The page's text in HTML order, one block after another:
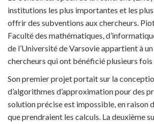
institutions les plus importantes et les
offrir des subventions aux chercheurs.
Faculté des mathématiques,
de l’Université de Varsovie appartient à
chercheurs qui ont bénéficié plusieurs fois
Son premier projet portait sur la
d’algorithmes d’approximation pour des
solution précise est impossible, en raison
que prendraient les calculs. La deuxième